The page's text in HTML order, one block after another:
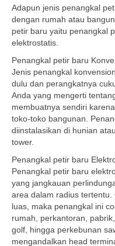
Adapun jenis penangkal
dengan rumah atau
petir baru yaitu penangkal
elektrostatis.
Penangkal petir baru
Jenis penangkal
dulu dan perangkatnya
Anda yang mengerti
membuatnya sendiri
toko-toko bangunan.
diinstalasikan di hunian
tower.
Penangkal petir baru
Penangkal petir baru
yang jangkauan
area dalam radius
luas, maka penangkal ini
rumah, perkantoran,
golf, hingga perkebunan
mengandalkan head